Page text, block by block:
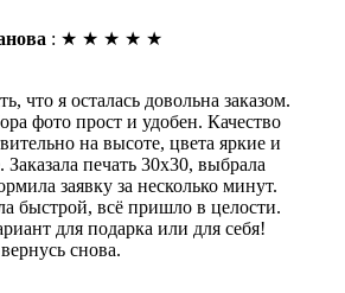
: ★ ★ ★ ★ ★
что я осталась довольна заказом.
фото прост и удобен. Качество
на высоте, цвета яркие и
печать 30х30, выбрала
заявку за несколько минут.
быстрой, всё пришло в целости.
для подарка или для себя!
снова.